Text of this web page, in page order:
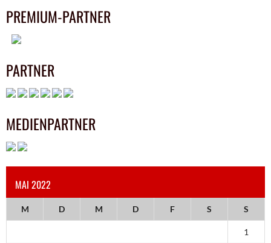
PREMIUM-PARTNER
PARTNER
MEDIENPARTNER
MAI 2022
M D M D F S S
1